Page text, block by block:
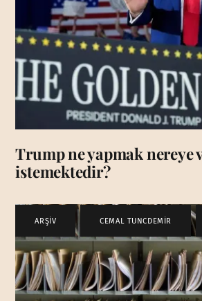
Trump ne yapmak nereye
istemektedir?
ARŞİV CEMAL TUNCDEMİR ,